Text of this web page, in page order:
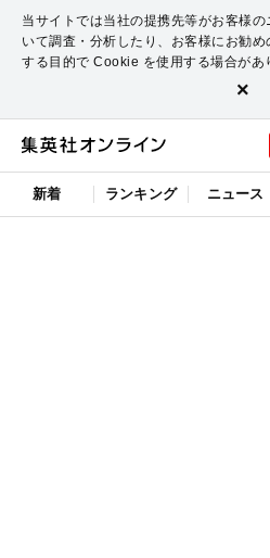
当サイトでは当社の提携先等がお客様の
いて調査・分析したり、お客様にお勧め
する目的で Cookie を使用する場合があ
×
新着 ランキング ニュース